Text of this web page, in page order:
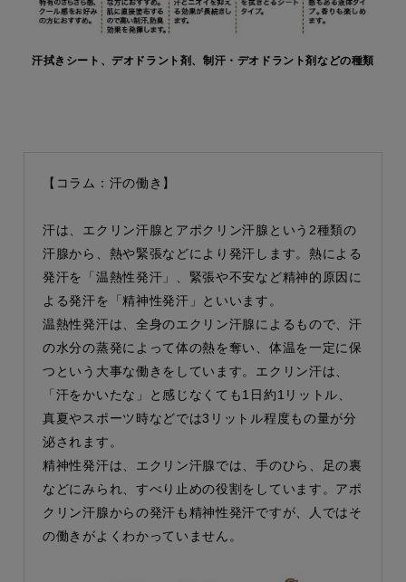
汗拭きシート、デオドラント剤、制汗・デオドラント剤などの種類
【コラム：汗の働き】
汗は、エクリン汗腺とアポクリン汗腺という2種類の
汗腺から、熱や緊張などにより発汗します。熱による
発汗を「温熱性発汗」、緊張や不安など精神的原因に
よる発汗を「精神性発汗」といいます。
温熱性発汗は、全身のエクリン汗腺によるもので、汗
の水分の蒸発によって体の熱を奪い、体温を一定に保
つという大事な働きをしています。エクリン汗は、
「汗をかいたな」と感じなくても1日約1リットル、
真夏やスポーツ時などでは3リットル程度もの量が分
泌されます。
精神性発汗は、エクリン汗腺では、手のひら、足の裏
などにみられ、すべり止めの役割をしています。アポ
クリン汗腺からの発汗も精神性発汗ですが、人ではそ
の働きがよくわかっていません。